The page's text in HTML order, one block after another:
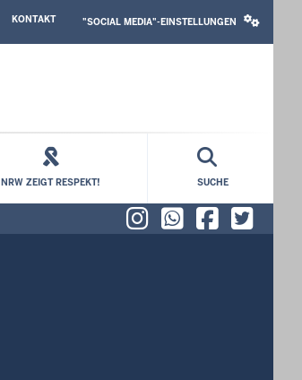
TOPKONTAKT
MEDIA
"SOCIAL MEDIA"-EINSTELLUNGEN
NRW ZEIGT RESPEKT! SUCHE
InstagramX